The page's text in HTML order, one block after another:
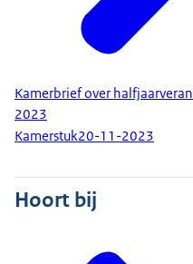
Kamerbrief over
2023
Kamerstuk20-11-2023
Hoort bij